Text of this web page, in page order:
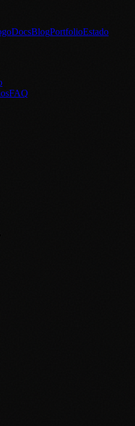
DocsBlogPortfolioEstado
FAQ